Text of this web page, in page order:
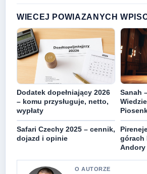
WIECEJ POWIAZANYCH
Dodatek dopełniający 2026
– komu przysługuje, netto,
wypłaty
Sanah
Safari Czechy 2025 – cennik,
dojazd i opinie
górach
Andory
O AUTORZE